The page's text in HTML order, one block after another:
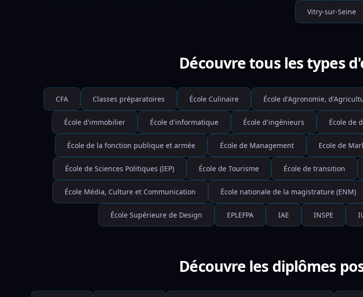
Vitry-sur-Seine
Découvre tous les types
CFA Classes préparatoires École Culinaire École d'Agronomie,
École d'immobilier École d'informatique École d'ingénieurs École de
École de la fonction publique et armée École de Management Ecole de
École de Sciences Politiques (IEP) École de Tourisme École de transition
École Média, Culture et Communication École nationale de la magistrature (ENM)
École Supérieure de Design EPLEFPA IAE INSPE
Découvre les diplômes